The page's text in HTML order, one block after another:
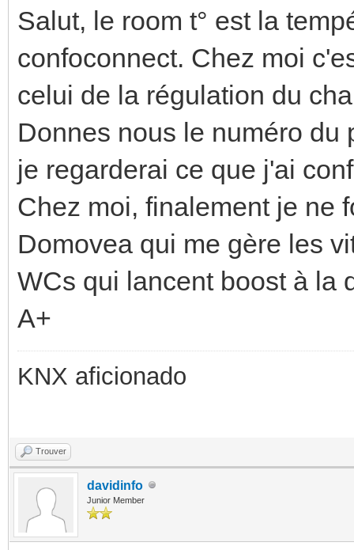
Salut, le room t° est la
confoconnect. Chez moi
celui de la régulation du
Donnes nous le numéro du
je regarderai ce que j'ai
Chez moi, finalement je ne
Domovea qui me gère les
WCs qui lancent boost à la
A+
KNX aficionado
Trouver
davidinfo
Junior Member